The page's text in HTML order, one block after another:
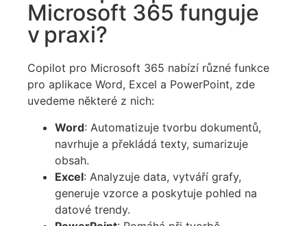
Microsoft 365 funguje
v praxi?
Copilot pro Microsoft 365 nabízí různé funkce
pro aplikace Word, Excel a PowerPoint, zde
uvedeme některé z nich:
Word: Automatizuje tvorbu dokumentů,
navrhuje a překládá texty, sumarizuje
obsah.
Excel: Analyzuje data, vytváří grafy,
generuje vzorce a poskytuje pohled na
datové trendy.